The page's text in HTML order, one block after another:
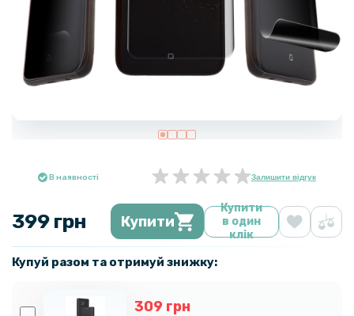
В наявності Залишити відгук
399 грн Купити
Купити
в один
клік
Купуй разом та отримуй знижку:
309 грн